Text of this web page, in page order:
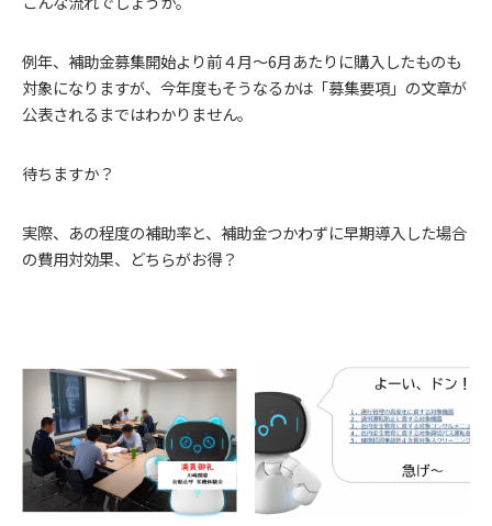
例年、補助金募集開始より前４月～6月あたりに購入したものも
対象になりますが、今年度もそうなるかは「募集要項」の文章が
公表されるまではわかりません。
待ちますか？
実際、あの程度の補助率と、補助金つかわずに早期導入した場合
の費用対効果、どちらがお得？